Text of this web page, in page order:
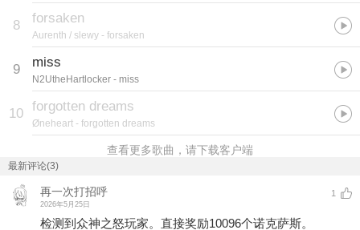
8 forsaken
Aurenth / slewy - forsaken
9 miss
N2UtheHartlocker - miss
10 forgotten dreams
Øneheart - forgotten dreams
查看更多歌曲，请下载客户端
最新评论(3)
再一次打招呼
2026年5月25日
1
检测到众神之怒玩家。直接奖励10096个诺克萨斯。